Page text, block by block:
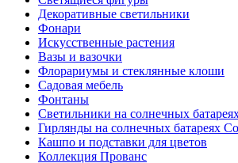
Декоративные светильники
Фонари
Искусственные растения
Вазы и вазочки
Флорариумы и стеклянные клоши
Садовая мебель
Фонтаны
Светильники на солнечных
Гирлянды на солнечных батареях
Кашпо и подставки для цветов
Коллекция Прованс